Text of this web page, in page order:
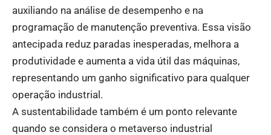
auxiliando na análise de desempenho e na
programação de manutenção preventiva. Essa visão
antecipada reduz paradas inesperadas, melhora a
produtividade e aumenta a vida útil das máquinas,
representando um ganho significativo para qualquer
operação industrial.
A sustentabilidade também é um ponto relevante
quando se considera o metaverso industrial